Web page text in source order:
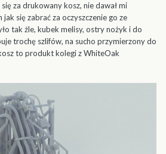
za drukowany kosz, nie dawał mi
się zabrać za oczyszczenie go ze
tak źle, kubek melisy, ostry nożyk i do
trochę szlifów, na sucho przymierzony do
to produkt kolegi z WhiteOak